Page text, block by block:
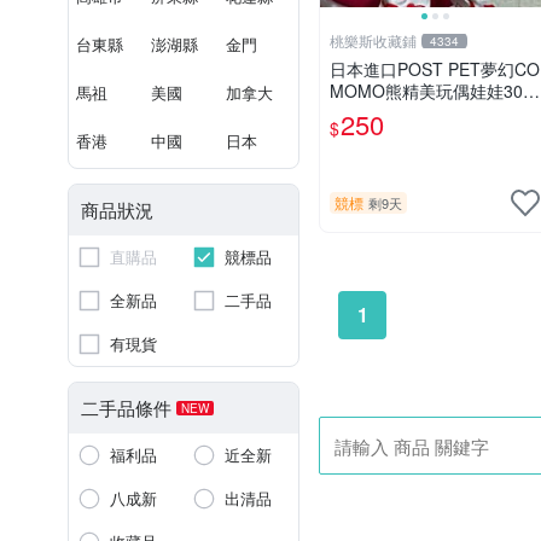
台東縣 澎湖縣 金門
馬祖 美國 加拿大
香港 中國 日本
商品狀況
直購品
競標品
全新品
二手品
有現貨
二手品條件 NEW
福利品
近全新
八成新
出清品
桃樂斯收藏鋪 4334
日本進口POST PET夢幻CO
MOMO熊精美玩偶娃娃30c
m
$250
競標 剩9天
1